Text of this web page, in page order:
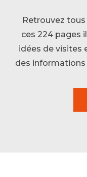
Retrouvez
ces 224 pages
idées de visites
des